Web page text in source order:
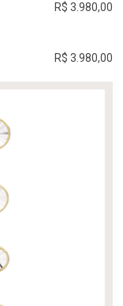
R$ 3.980,00
R$ 3.980,00